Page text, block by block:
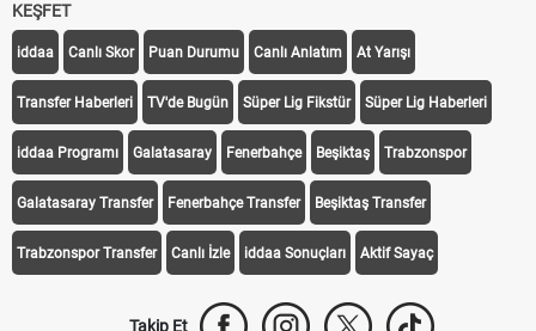
KEŞFET
iddaa Canlı Skor Puan Durumu Canlı Anlatım At Yarışı
Transfer Haberleri TV'de Bugün Süper Lig Fikstür Süper Lig Haberleri
iddaa Programı Galatasaray Fenerbahçe Beşiktaş Trabzonspor
Galatasaray Transfer Fenerbahçe Transfer Beşiktaş Transfer
Trabzonspor Transfer Canlı İzle iddaa Sonuçları Aktif Sayaç
Takip Et